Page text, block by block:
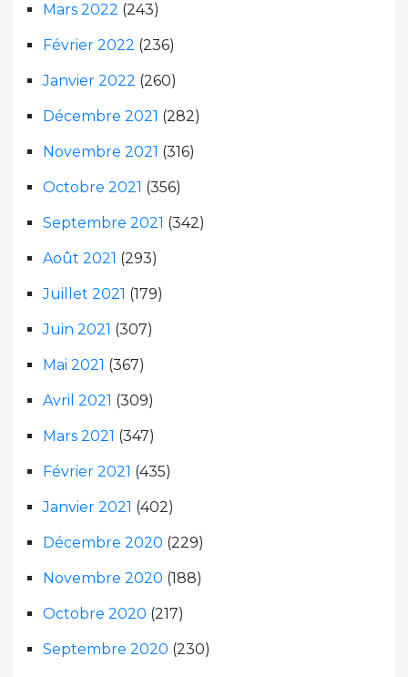
Mars 2022 (243)
Février 2022 (236)
Janvier 2022 (260)
Décembre 2021 (282)
Novembre 2021 (316)
Octobre 2021 (356)
Septembre 2021 (342)
Août 2021 (293)
Juillet 2021 (179)
Juin 2021 (307)
Mai 2021 (367)
Avril 2021 (309)
Mars 2021 (347)
Février 2021 (435)
Janvier 2021 (402)
Décembre 2020 (229)
Novembre 2020 (188)
Octobre 2020 (217)
Septembre 2020 (230)